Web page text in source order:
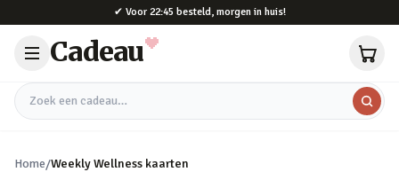
✔ Voor 22:45 besteld, morgen in huis!
Cadeau
Zoek een cadeau
Home/Weekly Wellness kaarten